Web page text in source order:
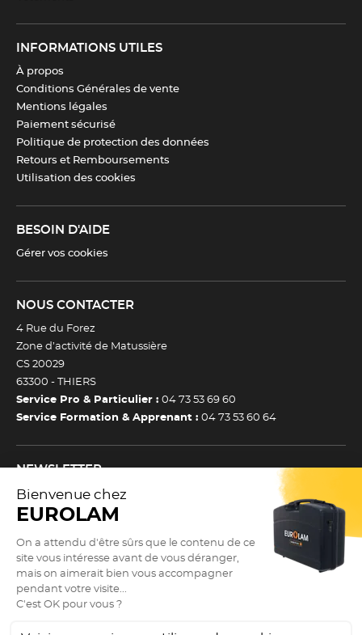
INFORMATIONS UTILES
À propos
Conditions Générales de vente
Mentions légales
Paiement sécurisé
Politique de protection des données
Retours et Remboursements
Utilisation des cookies
BESOIN D'AIDE
Gérer vos cookies
NOUS CONTACTER
4 Rue du Forez
Zone d’activité de Matussière
CS 20029
63300 - THIERS
Service Pro & Particulier : 04 73 53 69 60
Service Formation & Apprenant : 04 73 53 60 64
NEWSLETTER
Inscrivez-vous à notre newsletter et recevez toutes nos
actualtiés et bons plans.
Je m’inscris à la newsletter
(Esc)
Newsletter
Adresse e-mail *
9.3 /10